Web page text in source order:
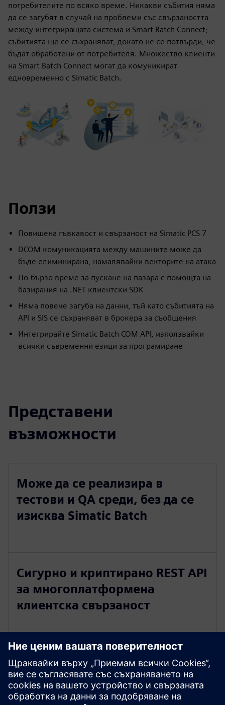
потребителите по всяко време. Никакви събития няма
да се загубят в случай на проблеми със свързаността
между интегриращата система и Smart Batch Connect;
събитията ще се съхраняват, докато не се потвърди, че
бъдат обработени от потребителя. Множество клиенти
на Smart Batch Connect могат да комуникират
едновременно с Simatic Batch.
Ползи
Повишена гъвкавост и свързаност на Simatic PCS 7
DCOM комуникацията между машините може да
бъде елиминирана, намалявайки векторите на атака
По-бързо време за пускане на пазара с помощта на
базирания на .NET клиентски SDK
Няма повече загуба на данни, тъй като събитията на
API и SIS се съхраняват в брокера за съобщения
Интегрирайте Simatic Batch COM API, използвайки
всички съвременни езици за програмиране
Представени
възможности
Може да се реализира в
тестови и QA среди, без да се
изисква Simatic Batch
Сигурно и криптирано REST API
за многоплатформена
клиентска свързаност
Разгледайте ресурси и